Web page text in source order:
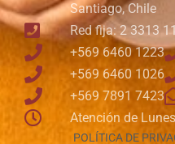
Santiago, Chile
Red fija: 2 3313
+569 6460 1223
+569 6460 1026
+569 7891 7423
Atención de
POLÍTICA DE